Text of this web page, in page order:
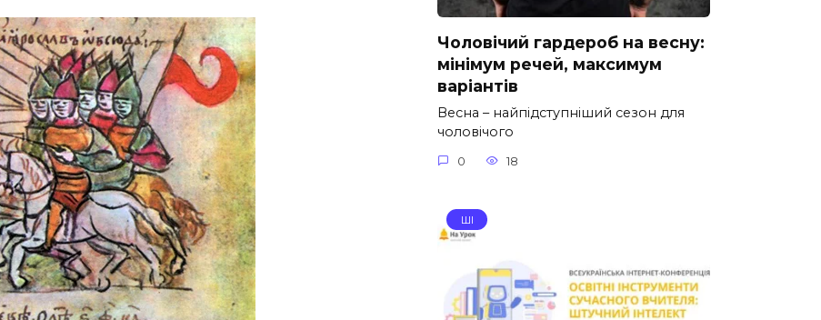
Чоловічий гардероб на весну:
мінімум речей, максимум
варіантів
Весна – найпідступніший сезон для
чоловічого
0 18
ШІ